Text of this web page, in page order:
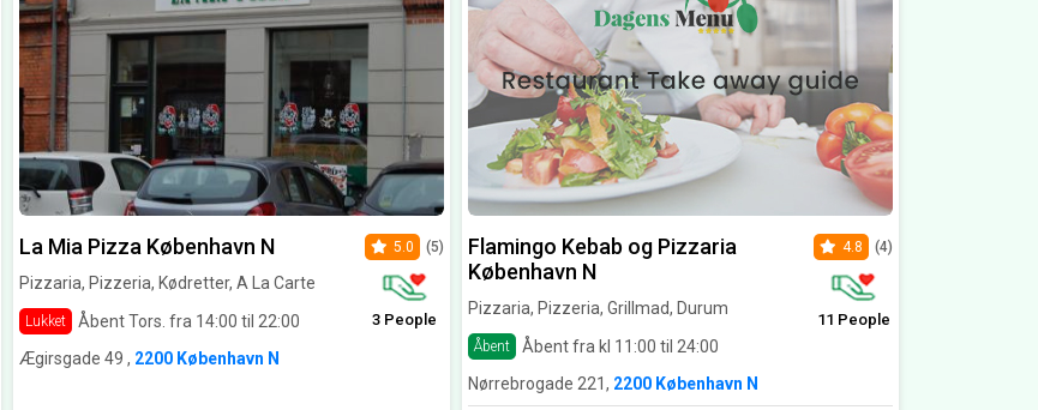
La Mia Pizza København N
Pizzaria, Pizzeria, Kødretter, A La Carte
Lukket Åbent Tors. fra 14:00 til 22:00
5.0 (5)
3 People
Ægirsgade 49 , 2200 København N
Flamingo Kebab og Pizzaria
København N
Pizzaria, Pizzeria, Grillmad, Durum
Åbent Åbent fra kl 11:00 til 24:00
4.8 (4)
11 People
Nørrebrogade 221, 2200 København N